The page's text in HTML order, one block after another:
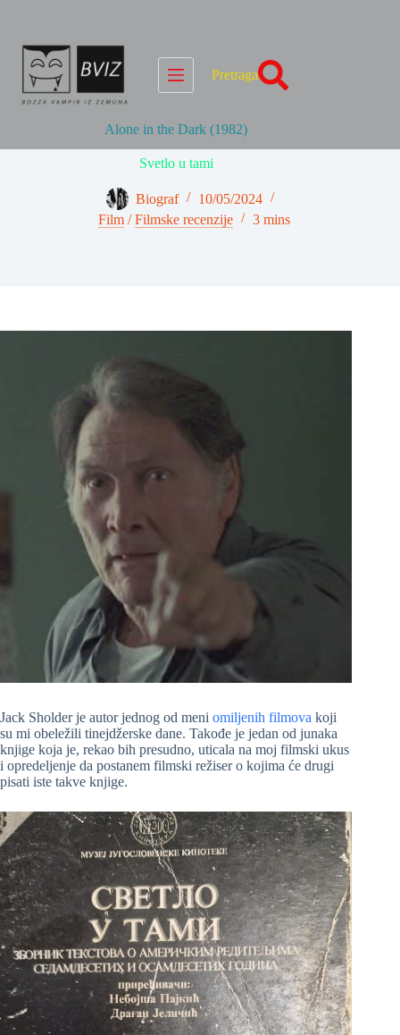
Pretraga
Alone in the Dark (1982)
Svetlo u tami
Biograf
10/05/2024
Film/Filmske recenzije 3 mins
Jack Sholder je autor jednog od meni omiljenih filmova koji
su mi obeležili tinejdžerske dane. Takođe je jedan od junaka
knjige koja je, rekao bih presudno, uticala na moj filmski ukus
i opredeljenje da postanem filmski režiser o kojima će drugi
pisati iste takve knjige.